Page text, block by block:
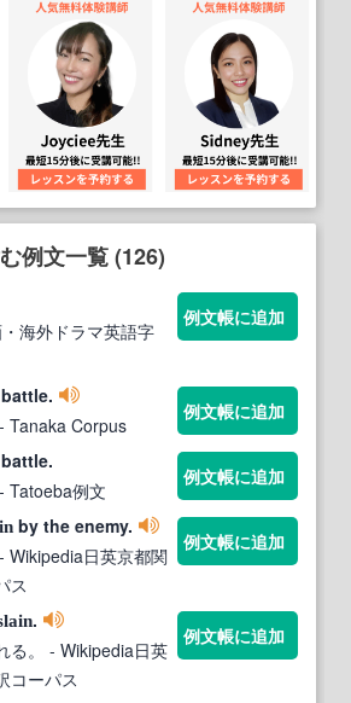
例文一覧 (126)
海外ドラマ英語字
例文帳に追加
- Tanaka Corpus
例文帳に追加
- Tatoeba例文
例文帳に追加
by the enemy.
- Wikipedia日英京都関
ス
例文帳に追加
.
。
- Wikipedia日英
コーパス
例文帳に追加